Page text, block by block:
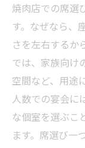
焼肉店での席選
す。なぜなら、
さを左右するか
では、家族向け
空間など、用途
人数での宴会に
な個室を選ぶこ
ます。席選び一